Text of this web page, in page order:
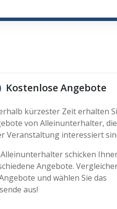
Kostenlose Angebote
kürzester Zeit erhalten
von Alleinunterhalter,
Veranstaltung interessiert
schicken
Angebote.
und wählen Sie das
aus!